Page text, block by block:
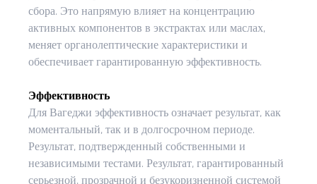
сбора. Это напрямую влияет на концентрацию
активных компонентов в экстрактах или маслах,
меняет органолептические характеристики и
обеспечивает гарантированную эффективность.
Эффективность
Для Вагеджи эффективность означает результат, как
моментальный, так и в долгосрочном периоде.
Результат, подтвержденный собственными и
независимыми тестами. Результат, гарантированный
серьезной, прозрачной и безукоризненной системой